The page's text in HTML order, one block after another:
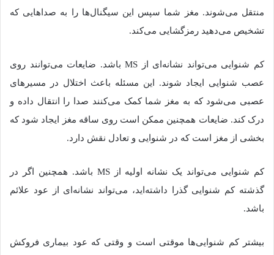
منتقل می‌شوند. مغز شما سپس این سیگنال‌ها را به صداهایی که
تشخیص می‌دهید رمزگشایی می‌کند.
کم شنوایی می‌تواند نشانه‌ای از MS باشد. ضایعات می‌توانند روی
عصب شنوایی ایجاد شوند. این مسئله باعث اختلال در مسیرهای
عصبی می‌شود که به مغز شما کمک می‌کنند صدا را انتقال داده و
درک کند. ضایعات همچنین ممکن است روی ساقه‌ مغز ایجاد شود که
بخشی از مغز است که در شنوایی و تعادل نقش دارد.
کم شنوایی می‌تواند یک نشانه اولیه از MS باشد. همچنین اگر در
گذشته کم شنوایی گذرا داشته‌اید، می‌تواند نشانه‌ای از عود علائم
باشد.
بیشتر کم شنوایی‌ها موقتی است و وقتی که عود بیماری فروکش